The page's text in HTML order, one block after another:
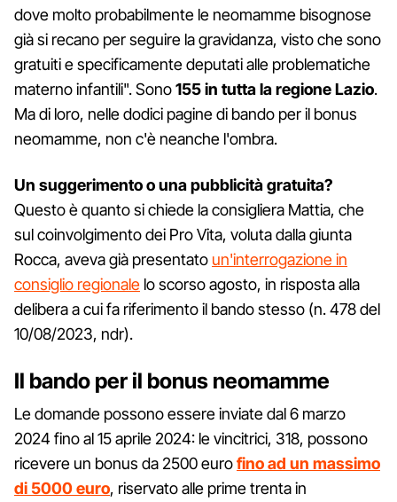
dove molto probabilmente le neomamme bisognose
già si recano per seguire la gravidanza, visto che sono
gratuiti e specificamente deputati alle problematiche
materno infantili". Sono155 in tutta la regione Lazio.
Ma di loro, nelle dodici pagine di bando per il bonus
neomamme, non c'è neanche l'ombra.
Un suggerimento o una pubblicità gratuita?
Questo è quanto si chiede la consigliera Mattia, che
sul coinvolgimento dei Pro Vita, voluta dalla giunta
Rocca, aveva già presentato un'interrogazione in
consiglio regionale lo scorso agosto, in risposta alla
delibera a cui fa riferimento il bando stesso (n. 478 del
10/08/2023, ndr).
Il bando per il bonus neomamme
Le domande possono essere inviate dal 6 marzo
2024 fino al 15 aprile 2024: le vincitrici, 318, possono
ricevere un bonus da 2500 eurofino ad un massimo
di 5000 euro, riservato alle prime trenta in